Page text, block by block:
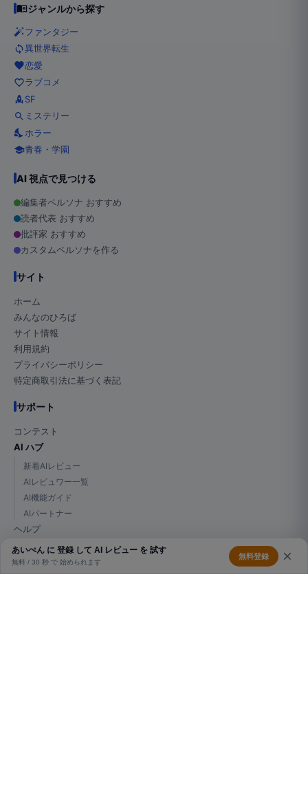
あいぺん に 登録 して AI レビュー を 試す
無料 / 30 秒 で 始められます
無料登録
ジャンルから探す
ファンタジー
異世界転生
恋愛
ラブコメ
SF
ミステリー
ホラー
青春・学園
AI 視点で見つける
編集者ペルソナ おすすめ
読者代表 おすすめ
批評家 おすすめ
カスタムペルソナを作る
サイト
ホーム
みんなのひろば
サイト情報
利用規約
プライバシーポリシー
特定商取引法に基づく表記
サポート
コンテスト
AI ハブ
新着AIレビュー
AIレビュワー一覧
AI機能ガイド
AIパートナー
ヘルプ
使い方ガイド